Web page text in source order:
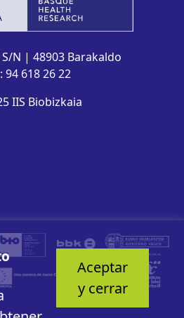
S/N | 48903 Barakaldo
94 618 26 22
IIS Biobizkaia
Aceptar
y cerrar